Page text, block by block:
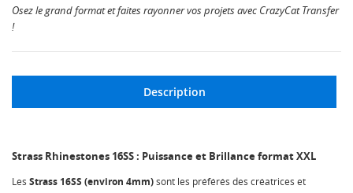
Osez le grand format et faites rayonner vos projets avec CrazyCat Transfer
!
Description
Strass Rhinestones 16SS : Puissance et Brillance format XXL
Les Strass 16SS (environ 4mm)sont les préférés des créatrices et